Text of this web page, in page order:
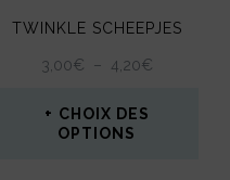
TWINKLE SCHEEPJES
3,00€ – 4,20€PLAGE
CHOIX DES
OPTIONS